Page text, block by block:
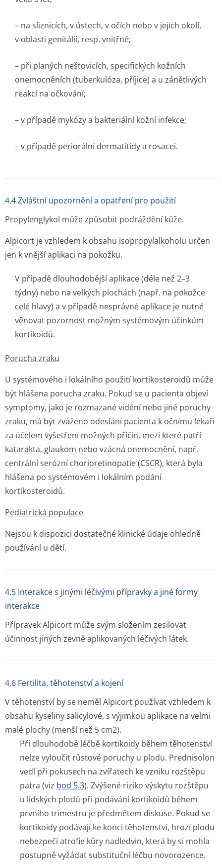
– na sliznicích, v ústech, v očích nebo v jejich okolí,
v oblasti genitálií, resp. vnitřně;
– při planých neštovicích, specifických kožních
onemocněních (tuberkulóza, příjice) a u zánětlivých
reakcí na očkování;
– v případě mykózy a bakteriální kožní infekce;
– v případě periorální dermatitidy a rosacei.
4.4 Zvláštní upozornění a opatření pro použití
Propylenglykol může způsobit podráždění kůže.
Alpicort je vzhledem k obsahu isopropylalkoholu určen
jen k vnější aplikaci na pokožku.
V případě dlouhodobější aplikace (déle než 2–3
týdny) nebo na velkých plochách (např. na pokožce
celé hlavy) a v případě nesprávné aplikace je nutné
věnovat pozornost možným systémovým účinkům
kortikoidů.
Porucha zraku
U systémového i lokálního použití kortikosteroidů může
být hlášena porucha zraku. Pokud se u pacienta objeví
symptomy, jako je rozmazané vidění nebo jiné poruchy
zraku, má být zváženo odeslání pacienta k očnímu lékaři
za účelem vyšetření možných příčin, mezi které patří
katarakta, glaukom nebo vzácná onemocnění, např.
centrální serózní chorioretinopatie (CSCR), která byla
hlášena po systémovém i lokálním podání
kortikosteroidů.
Pediatrická populace
Nejsou k dispozici dostatečné klinické údaje ohledně
používání u dětí.
4.5 Interakce s jinými léčivými přípravky a jiné formy
interakce
Přípravek Alpicort může svým složením zesilovat
účinnost jiných zevně aplikovaných léčivých látek.
4.6 Fertilita, těhotenství a kojení
V těhotenství by se neměl Alpicort používat vzhledem k
obsahu kyseliny salicylové, s výjimkou aplikace na velmi
malé plochy (menší než 5 cm2).
Při dlouhodobé léčbě kortikoidy během těhotenství
nelze vyloučit růstové poruchy u plodu. Prednisolon
vedl při pokusech na zvířatech ke vzniku rozštěpu
patra (viz bod 5.3). Zvýšené riziko výskytu rozštěpu
u lidských plodů při podávání kortikoidů během
prvního trimestru je předmětem diskuse. Pokud se
kortikoidy podávají ke konci těhotenství, hrozí plodu
nebezpečí atrofie kůry nadledvin, která by si mohla
postupně vyžádat substituční léčbu novorozence.